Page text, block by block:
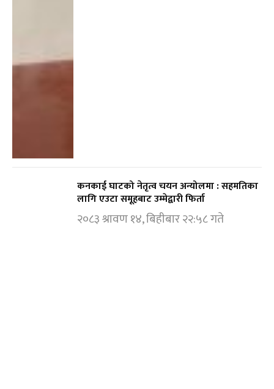
कनकाई घाटको नेतृत्व चयन अन्योलमा : सहमतिका
लागि एउटा समूहबाट उम्मेद्वारी फिर्ता
२०८३ श्रावण १४, बिहीबार २२:५८ गते